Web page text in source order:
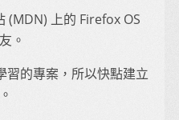
(MDN) 上的 Firefox OS
。
的專案，所以快點建立